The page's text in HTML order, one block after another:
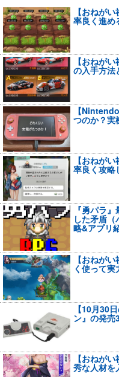
【おねが
率良く進め
【おねが
の入手方法
【
つのか？実
【おねが
率良く攻略
『勇パラ
した矛盾
略&アプリ
【おねが
く使って実
【10月30
ン』の発売
【おねが
秀な人材を